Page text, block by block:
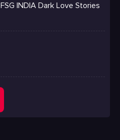
FSG INDIA Dark Love Stories